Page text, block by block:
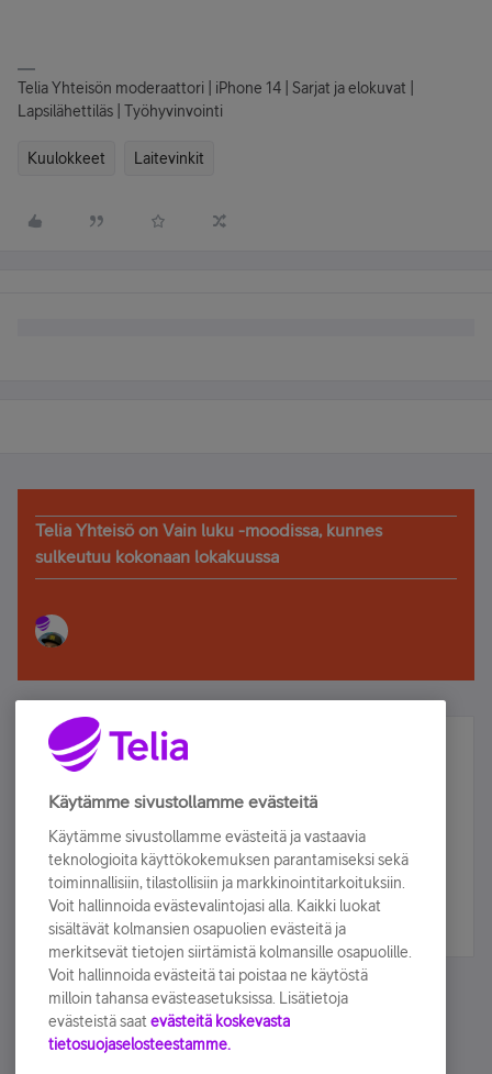
Telia Yhteisön moderaattori | iPhone 14 | Sarjat ja elokuvat |
Lapsilähettiläs | Työhyvinvointi
Kuulokkeet Laitevinkit
Telia Yhteisö on Vain luku -moodissa, kunnes
sulkeutuu kokonaan lokakuussa
Älä jää paitsi – osallistu ja voita!
Tilaa Telian uutiskirje ja olet mukana arvonnassa.
sähköpostiisi.
Tilaa nyt
Käytämme sivustollamme evästeitä
Käytämme sivustollamme evästeitä ja vastaavia
teknologioita käyttökokemuksen parantamiseksi sekä
toiminnallisiin, tilastollisiin ja markkinointitarkoituksiin.
Voit hallinnoida evästevalintojasi alla. Kaikki luokat
sisältävät kolmansien osapuolien evästeitä ja
merkitsevät tietojen siirtämistä kolmansille osapuolille.
Voit hallinnoida evästeitä tai poistaa ne käytöstä
milloin tahansa evästeasetuksissa. Lisätietoja
evästeistä saat evästeitä koskevasta
tietosuojaselosteestamme.